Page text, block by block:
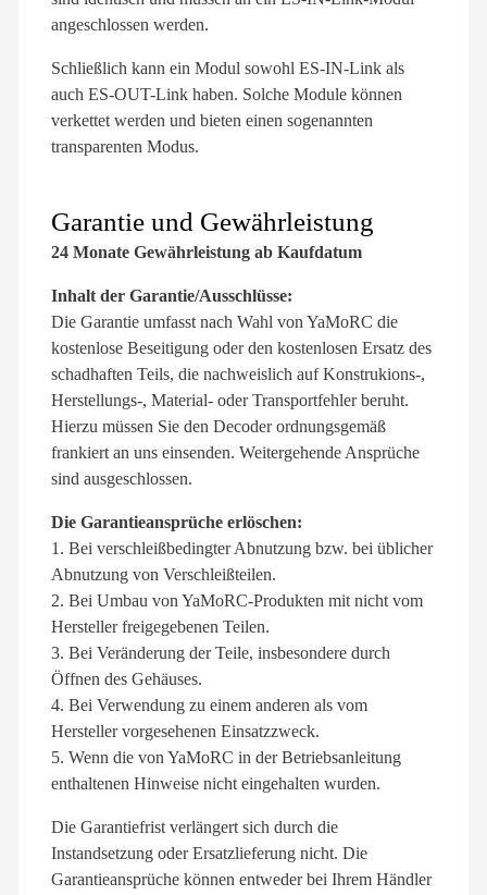
angeschlossen werden.
Schließlich kann ein Modul sowohl ES-IN-Link als
auch ES-OUT-Link haben. Solche Module können
verkettet werden und bieten einen sogenannten
transparenten Modus.
Garantie und Gewährleistung
24 Monate Gewährleistung ab Kaufdatum
Inhalt der Garantie/Ausschlüsse:
Die Garantie umfasst nach Wahl von YaMoRC die
kostenlose Beseitigung oder den kostenlosen Ersatz des
schadhaften Teils, die nachweislich auf Konstrukions-,
Herstellungs-, Material- oder Transportfehler beruht.
Hierzu müssen Sie den Decoder ordnungsgemäß
frankiert an uns einsenden. Weitergehende Ansprüche
sind ausgeschlossen.
Die Garantieansprüche erlöschen:
1. Bei verschleißbedingter Abnutzung bzw. bei üblicher
Abnutzung von Verschleißteilen.
2. Bei Umbau von YaMoRC-Produkten mit nicht vom
Hersteller freigegebenen Teilen.
3. Bei Veränderung der Teile, insbesondere durch
Öffnen des Gehäuses.
4. Bei Verwendung zu einem anderen als vom
Hersteller vorgesehenen Einsatzzweck.
5. Wenn die von YaMoRC in der Betriebsanleitung
enthaltenen Hinweise nicht eingehalten wurden.
Die Garantiefrist verlängert sich durch die
Instandsetzung oder Ersatzlieferung nicht. Die
Garantieansprüche können entweder bei Ihrem Händler